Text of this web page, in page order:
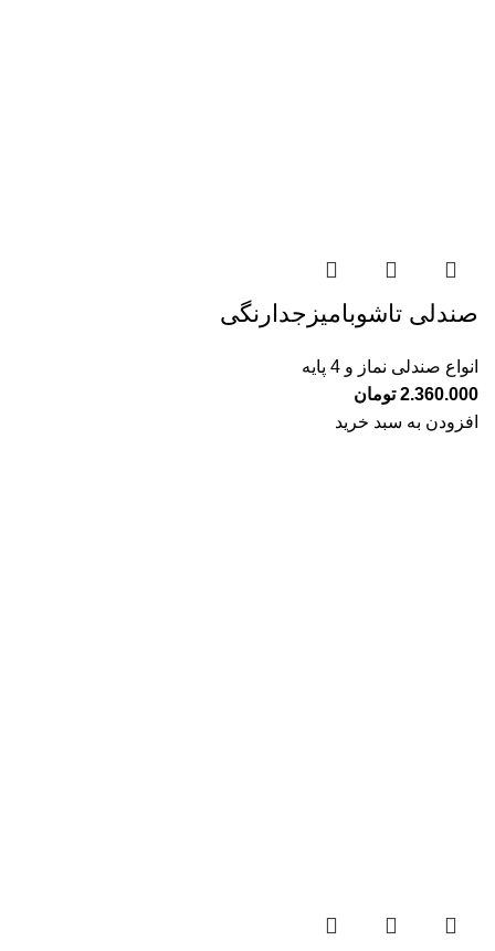
صندلی تاشوبامیزجدارنگی
انواع صندلی نماز و 4 پایه
2.360.000 تومان
افزودن به سبد خرید